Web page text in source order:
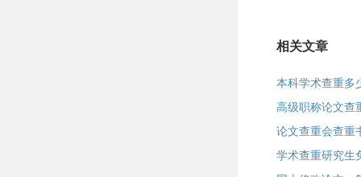
相关文章
本科学术查重多
高级职称论文查
论文查重会查重
学术查重研究生